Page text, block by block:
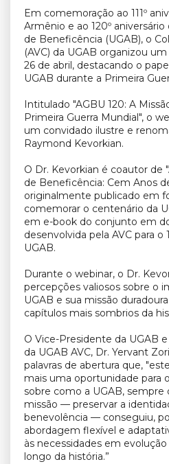
Em comemoração ao 111º
Armênio e ao 120º
de Beneficência (UGAB), o
(AVC) da UGAB organizou
26 de abril, destacando o
UGAB durante a Primeira
Intitulado "AGBU 120: A
Primeira Guerra Mundial", o
um convidado ilustre e
Raymond Kevorkian.
O Dr. Kevorkian é coautor de
de Beneficência: Cem Anos
originalmente publicado em
comemorar o centenário da
em e-book do conjunto em
desenvolvida pela AVC para o
UGAB.
Durante o webinar, o Dr.
percepções valiosos sobre o
UGAB e sua missão
capítulos mais sombrios da
O Vice-Presidente da UGAB
da UGAB AVC, Dr. Yervant
palavras de abertura que,
mais uma oportunidade para
sobre como a UGAB, sempre
missão — preservar a
benevolência — conseguiu,
abordagem flexível e
às necessidades em
longo da história.”